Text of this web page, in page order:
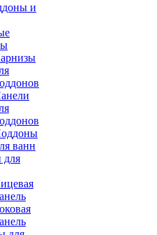
и
ванн
для